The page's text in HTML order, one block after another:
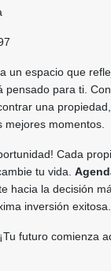
un espacio que
pensado para ti.
una
momentos.
Cada
tu vida.
hacia la decisión
inversión exitosa.
futuro comienza